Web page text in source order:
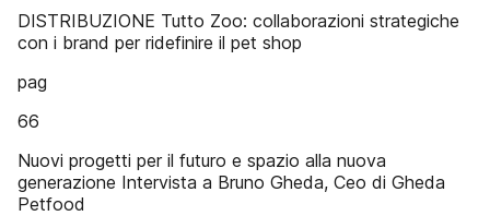
DISTRIBUZIONE Tutto Zoo: collaborazioni strategiche
con i brand per ridefinire il pet shop
pag
66
Nuovi progetti per il futuro e spazio alla nuova
generazione Intervista a Bruno Gheda, Ceo di Gheda
Petfood